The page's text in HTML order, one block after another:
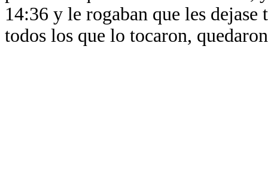
14:36 y le rogaban que les
todos los que lo tocaron,